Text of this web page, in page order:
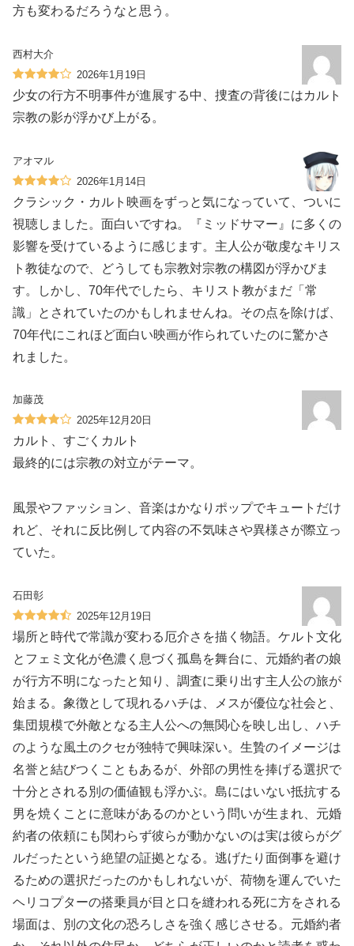
方も変わるだろうなと思う。
西村大介
2026年1月19日
少女の行方不明事件が進展する中、捜査の背後にはカルト
宗教の影が浮かび上がる。
アオマル
2026年1月14日
クラシック・カルト映画をずっと気になっていて、ついに
視聴しました。面白いですね。『ミッドサマー』に多くの
影響を受けているように感じます。主人公が敬虔なキリス
ト教徒なので、どうしても宗教対宗教の構図が浮かびま
す。しかし、70年代でしたら、キリスト教がまだ「常
識」とされていたのかもしれませんね。その点を除けば、
70年代にこれほど面白い映画が作られていたのに驚かさ
れました。
加藤茂
2025年12月20日
カルト、すごくカルト
最終的には宗教の対立がテーマ。
風景やファッション、音楽はかなりポップでキュートだけ
れど、それに反比例して内容の不気味さや異様さが際立っ
ていた。
石田彰
2025年12月19日
場所と時代で常識が変わる厄介さを描く物語。ケルト文化
とフェミ文化が色濃く息づく孤島を舞台に、元婚約者の娘
が行方不明になったと知り、調査に乗り出す主人公の旅が
始まる。象徴として現れるハチは、メスが優位な社会と、
集団規模で外敵となる主人公への無関心を映し出し、ハチ
のような風土のクセが独特で興味深い。生贄のイメージは
名誉と結びつくこともあるが、外部の男性を捧げる選択で
十分とされる別の価値観も浮かぶ。島にはいない抵抗する
男を焼くことに意味があるのかという問いが生まれ、元婚
約者の依頼にも関わらず彼らが動かないのは実は彼らがグ
ルだったという絶望の証拠となる。逃げたり面倒事を避け
るための選択だったのかもしれないが、荷物を運んでいた
ヘリコプターの搭乗員が目と口を縫われる死に方をされる
場面は、別の文化の恐ろしさを強く感じさせる。元婚約者